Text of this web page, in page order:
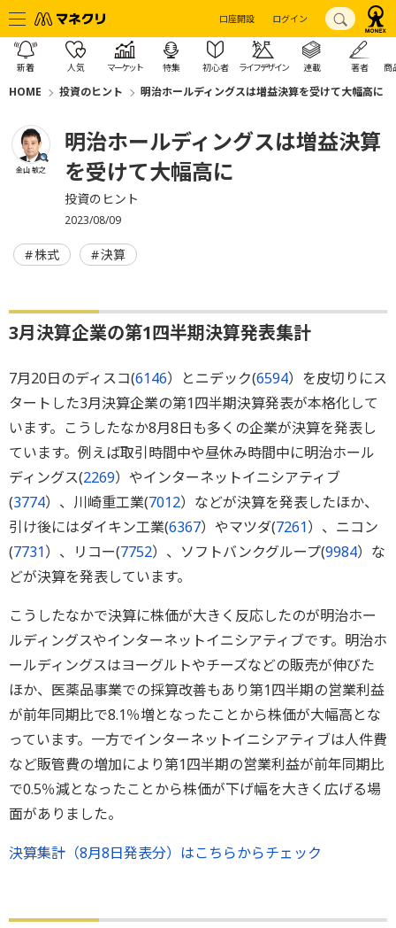
口座開設 ログイン
新着 人気 マーケット 特集 初心者 ライフデザイン 連載 著者 商
HOME 投資のヒント 明治ホールディングスは増益決算を受けて大幅高に
金山 敏之
明治ホールディングスは増益決算
を受けて大幅高に
投資のヒント
2023/08/09
株式 決算
3月決算企業の第1四半期決算発表集計
7月20日のディスコ(6146）とニデック(6594）を皮切りにス
タートした3月決算企業の第1四半期決算発表が本格化して
います。こうしたなか8月8日も多くの企業が決算を発表し
ています。例えば取引時間中や昼休み時間中に明治ホール
ディングス(2269）やインターネットイニシアティブ
(3774）、川崎重工業(7012）などが決算を発表したほか、
引け後にはダイキン工業(6367）やマツダ(7261）、ニコン
(7731）、リコー(7752）、ソフトバンクグループ(9984）な
どが決算を発表しています。
こうしたなかで決算に株価が大きく反応したのが明治ホー
ルディングスやインターネットイニシアティブです。明治ホ
ールディングスはヨーグルトやチーズなどの販売が伸びた
ほか、医薬品事業での採算改善もあり第1四半期の営業利益
が前年同期比で8.1％増となったことから株価が大幅高とな
っています。一方でインターネットイニシアティブは人件費
など販管費の増加により第1四半期の営業利益が前年同期比
で0.5％減となったことから株価が下げ幅を大きく広げる場
面がありました。
決算集計（8月8日発表分）はこちらからチェック